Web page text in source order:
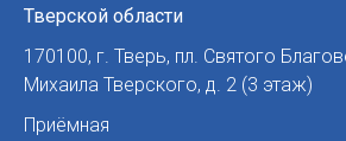
Тверской области
170100, г. Тверь, пл. Святого
Михаила Тверского, д. 2 (3 этаж)
Приёмная